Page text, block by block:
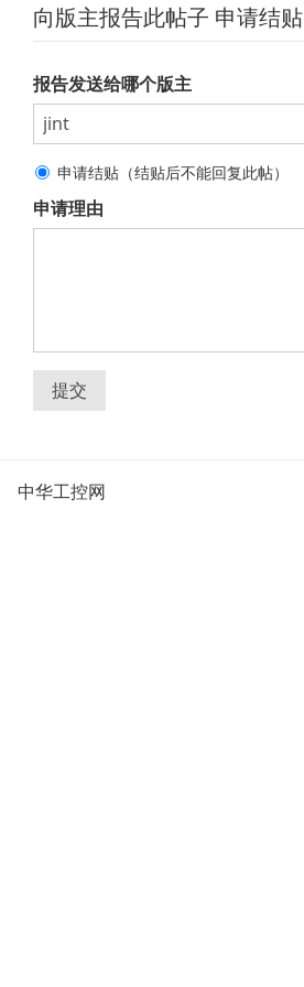
向版主报告此帖子 申请结贴
报告发送给哪个版主
申请结贴（结贴后不能回复此帖）
申请理由
提交
中华工控网